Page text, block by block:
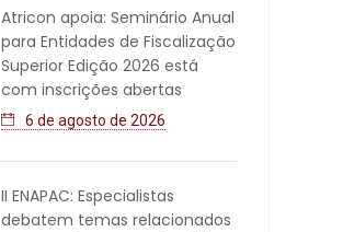
Atricon apoia: Seminário Anual
para Entidades de Fiscalização
Superior Edição 2026 está
com inscrições abertas
6 de agosto de 2026
II ENAPAC: Especialistas
debatem temas relacionados